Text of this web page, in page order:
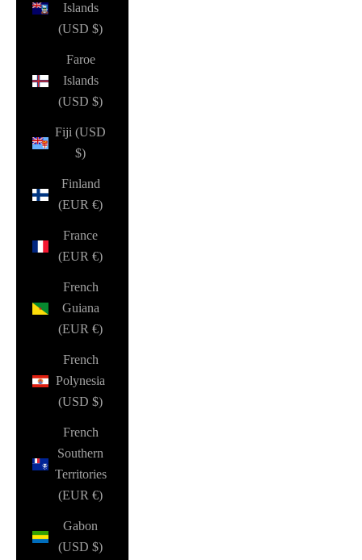
Islands
(USD $)
Faroe
Islands
(USD $)
Fiji (USD
$)
Finland
(EUR €)
France
(EUR €)
French
Guiana
(EUR €)
French
Polynesia
(USD $)
French
Southern
Territories
(EUR €)
Gabon
(USD $)